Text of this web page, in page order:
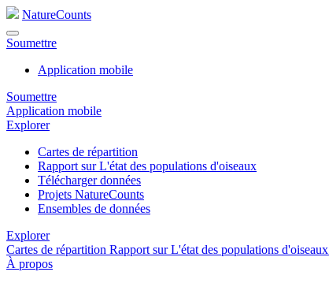
NatureCounts
Soumettre
Application mobile
Soumettre
Application mobile
Explorer
Cartes de répartition
Rapport sur L'état des populations d'oiseaux
Télécharger données
Projets NatureCounts
Ensembles de données
Explorer
Cartes de répartition Rapport sur L'état des populations d'oiseaux
À propos